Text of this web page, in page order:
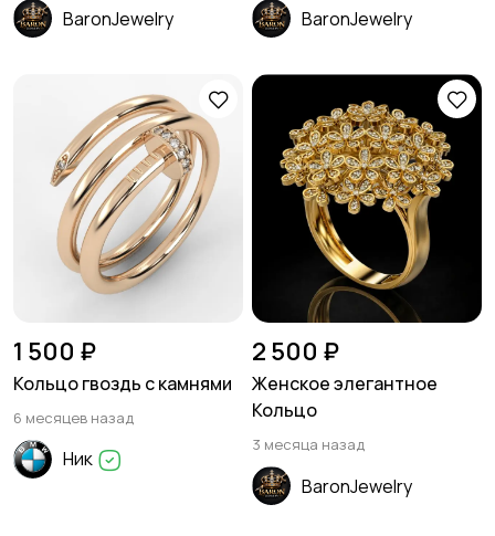
BaronJewelry BaronJewelry
1 500 ₽
Кольцо гвоздь с камнями
6 месяцев назад
Ник
2 500 ₽
Женское элегантное
Кольцо
3 месяца назад
BaronJewelry